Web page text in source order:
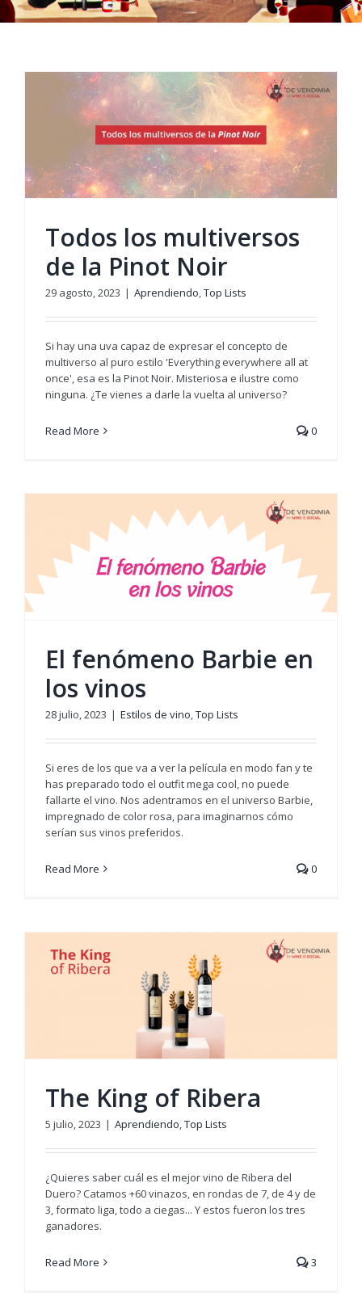
Todos los multiversos
de la Pinot Noir
29 agosto, 2023 | Aprendiendo,Top Lists
Si hay una uva capaz de expresar el concepto de
multiverso al puro estilo 'Everything everywhere all at
once', esa es la Pinot Noir. Misteriosa e ilustre como
ninguna. ¿Te vienes a darle la vuelta al universo?
Read More 0
El fenómeno Barbie en
los vinos
28 julio, 2023 | Estilos de vino,Top Lists
Si eres de los que va a ver la película en modo fan y te
has preparado todo el outfit mega cool, no puede
fallarte el vino. Nos adentramos en el universo Barbie,
impregnado de color rosa, para imaginarnos cómo
serían sus vinos preferidos.
Read More 0
The King of Ribera
5 julio, 2023 | Aprendiendo,Top Lists
¿Quieres saber cuál es el mejor vino de Ribera del
Duero? Catamos +60 vinazos, en rondas de 7, de 4 y de
3, formato liga, todo a ciegas... Y estos fueron los tres
ganadores.
Read More 3